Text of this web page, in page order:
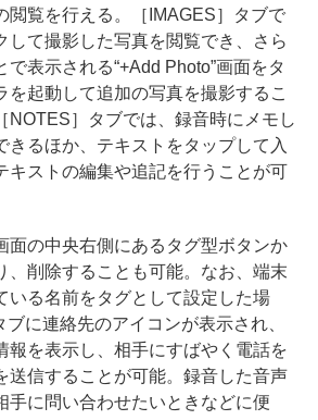
閲覧を行える。［IMAGES］タブで
して撮影した写真を閲覧でき、さら
で表示される“+Add Photo”画面をタ
を起動して追加の写真を撮影するこ
NOTES］タブでは、録音時にメモし
きるほか、テキストをタップして入
キストの編集や追記を行うことが可
の中央右側にあるタグ型ボタンか
、削除することも可能。なお、端末
いる名前をタグとして設定した場
に連絡先のアイコンが表示され、
報を表示し、相手にすばやく電話を
送信することが可能。録音した音声
手に問い合わせたいときなどに便